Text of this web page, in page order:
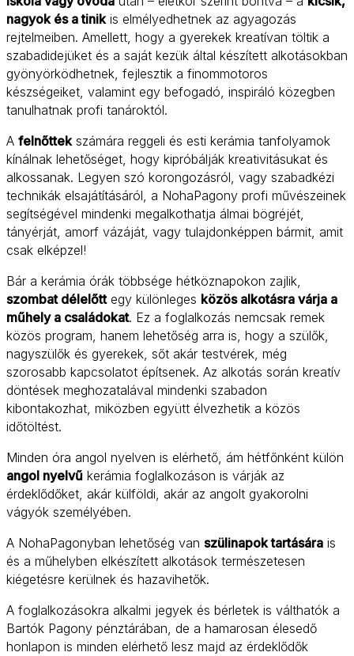
nagyok és a tinikis elmélyedhetnek az agyagozás
rejtelmeiben. Amellett, hogy a gyerekek kreatívan töltik a
szabadidejüket és a saját kezük által készített alkotásokban
gyönyörködhetnek, fejlesztik a finommotoros
készségeiket, valamint egy befogadó, inspiráló közegben
tanulhatnak profi tanároktól.
A felnőttekszámára reggeli és esti kerámia tanfolyamok
kínálnak lehetőséget, hogy kipróbálják kreativitásukat és
alkossanak. Legyen szó korongozásról, vagy szabadkézi
technikák elsajátításáról, a NohaPagony profi művészeinek
segítségével mindenki megalkothatja álmai bögréjét,
tányérját, amorf vázáját, vagy tulajdonképpen bármit, amit
csak elképzel!
Bár a kerámia órák többsége hétköznapokon zajlik,
szombat délelőttegy különleges közös alkotásra várja a
műhely a családokat. Ez a foglalkozás nemcsak remek
közös program, hanem lehetőség arra is, hogy a szülők,
nagyszülők és gyerekek, sőt akár testvérek, még
szorosabb kapcsolatot építsenek. Az alkotás során kreatív
döntések meghozatalával mindenki szabadon
kibontakozhat, miközben együtt élvezhetik a közös
időtöltést.
Minden óra angol nyelven is elérhető, ám hétfőnként külön
angol nyelvű kerámia foglalkozáson is várják az
érdeklődőket, akár külföldi, akár az angolt gyakorolni
vágyók személyében.
A NohaPagonyban lehetőség van szülinapok tartására is
és a műhelyben elkészített alkotások természetesen
kiégetésre kerülnek és hazavihetők.
A foglalkozásokra alkalmi jegyek és bérletek is válthatók a
Bartók Pagony pénztárában, de a hamarosan élesedő
honlapon is minden elérhető lesz majd az érdeklődők